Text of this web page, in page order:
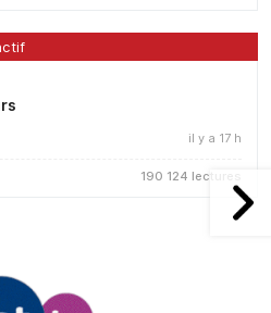
il y a 17 h
190 124 lectures